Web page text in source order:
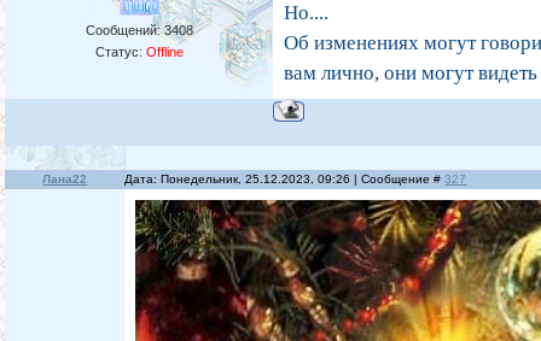
Сообщений:3408
Статус: Offline
Но....
Об изменениях могут
вам лично, они могут
Лана22 Дата: Понедельник, 25.12.2023, 09:26 | Сообщение #327